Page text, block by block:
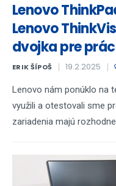
Lenovo
Lenovo
dvojka pre
ERIK ŠÍPOŠ 19.2.2025
Lenovo nám ponúklo na
využili a otestovali sme
zariadenia majú